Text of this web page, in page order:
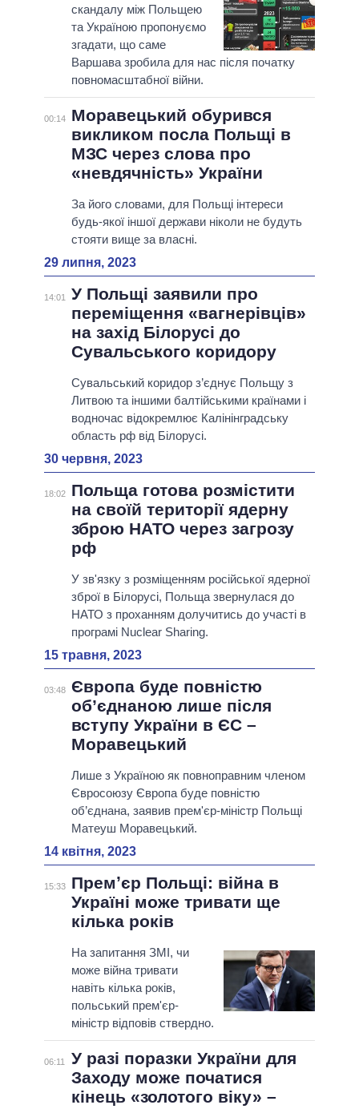
скандалу між Польщею
та Україною пропонуємо
згадати, що саме
Варшава зробила для нас після початку
повномасштабної війни.
00:14
Моравецький обурився
викликом посла Польщі в
МЗС через слова про
«невдячність» України
За його словами, для Польщі інтереси
будь-якої іншої держави ніколи не будуть
стояти вище за власні.
29 липня, 2023
14:01
У Польщі заявили про
переміщення «вагнерівців»
на захід Білорусі до
Сувальського коридору
Сувальський коридор з’єднує Польщу з
Литвою та іншими балтійськими країнами і
водночас відокремлює Калінінградську
область рф від Білорусі.
30 червня, 2023
18:02
Польща готова розмістити
на своїй території ядерну
зброю НАТО через загрозу
рф
У зв'язку з розміщенням російської ядерної
зброї в Білорусі, Польща звернулася до
НАТО з проханням долучитись до участі в
програмі Nuclear Sharing.
15 травня, 2023
03:48 Європа буде повністю
об’єднаною лише після
вступу України в ЄС –
Моравецький
Лише з Україною як повноправним членом
Євросоюзу Європа буде повністю
об’єднана, заявив прем'єр-міністр Польщі
Матеуш Моравецький.
14 квітня, 2023
15:33
Премʼєр Польщі: війна в
Україні може тривати ще
кілька років
На запитання ЗМІ, чи
може війна тривати
навіть кілька років,
польський прем'єр-
міністр відповів ствердно.
06:11
У разі поразки України для
Заходу може початися
кінець «золотого віку» –